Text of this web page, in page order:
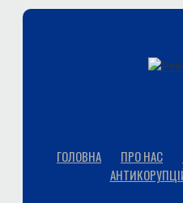
ГОЛОВНА ПРО НАС